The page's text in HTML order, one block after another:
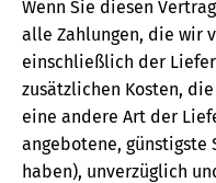
Wenn Sie diesen
alle Zahlungen, die wir
einschließlich der
zusätzlichen Kosten,
eine andere Art der
angebotene,
haben), unverzüglich